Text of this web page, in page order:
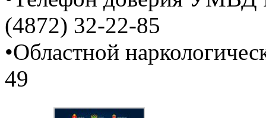
(4872) 32-22-85
•Областной
49